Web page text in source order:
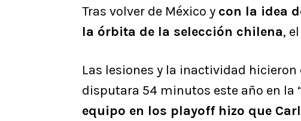
Tras volver de México y con la idea
la órbita de la selección chilena,
Las lesiones y la inactividad
disputara 54 minutos este año en la
equipo en los playoff hizo que